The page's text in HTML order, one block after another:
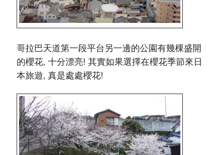
哥拉巴天道第一段平台另一邊的公園有幾棵盛開
的櫻花, 十分漂亮! 其實如果選擇在櫻花季節來日
本旅遊, 真是處處櫻花!